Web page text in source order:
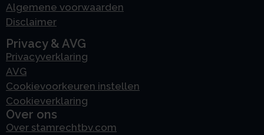
Algemene voorwaarden
Disclaimer
Privacy & AVG
Privacyverklaring
AVG
Cookievoorkeuren instellen
Cookieverklaring
Over ons
Over stamrechtbv.com